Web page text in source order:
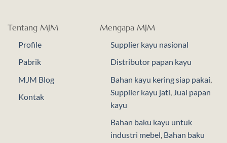
Tentang MJM
Profile
Pabrik
MJM Blog
Kontak
Mengapa MJM
Supplier kayu nasional
Distributor papan kayu
Bahan kayu kering siap pakai,
Supplier kayu jati, Jual papan
kayu
Bahan baku kayu untuk
industri mebel, Bahan baku